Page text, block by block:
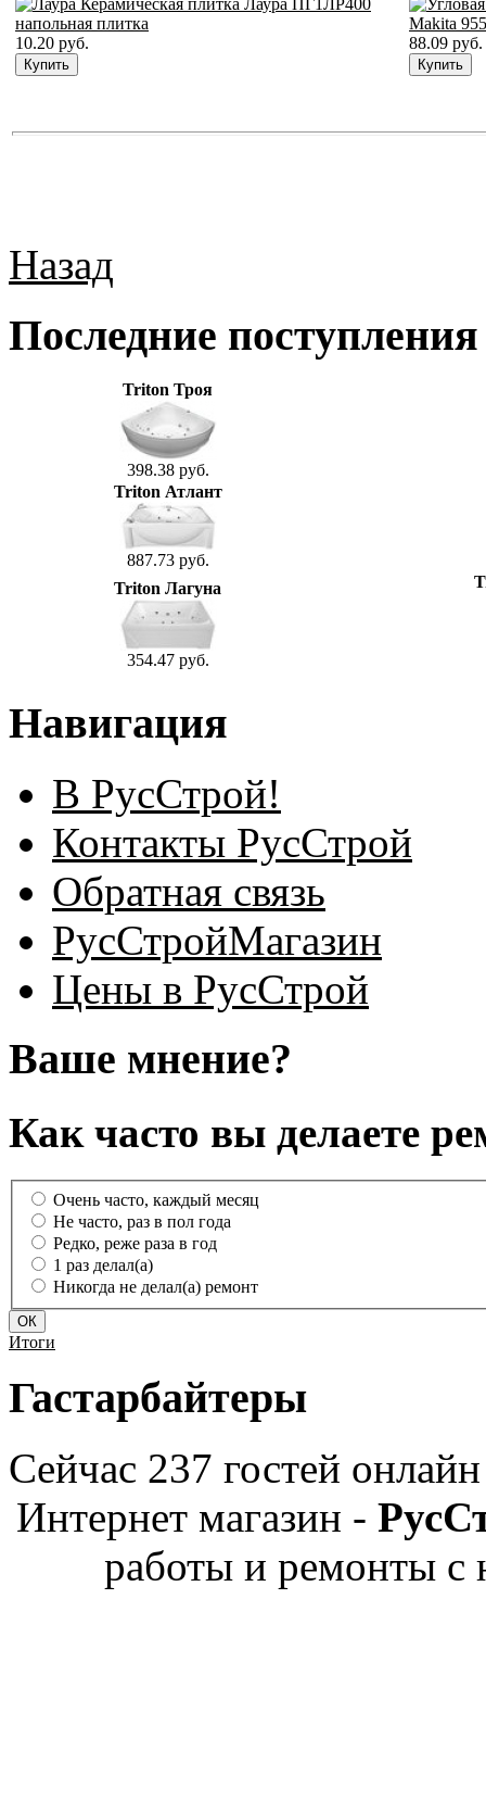
10.20 руб. 88.09 руб.
Назад
Последние
Triton Троя
398.38 руб.
Triton Атлант
887.73 руб.
Triton Лагуна
354.47 руб.
Навигация
В РусСтрой!
Контакты РусСтрой
Обратная связь
РусСтройМагазин
Цены в РусСтрой
Ваше мнение?
Как часто вы делаете
Очень часто, каждый месяц
Не часто, раз в пол года
Редко, реже раза в год
1 раз делал(а)
Никогда не делал(а) ремонт
Итоги
Гастарбайтеры
Сейчас 237 гостей онлайн
Интернет магазин -
работы и ремонты с